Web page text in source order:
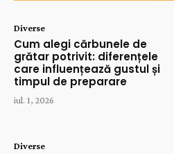
Diverse
Cum alegi cărbunele de
grătar potrivit: diferențele
care influențează gustul și
timpul de preparare
iul. 1, 2026
Diverse